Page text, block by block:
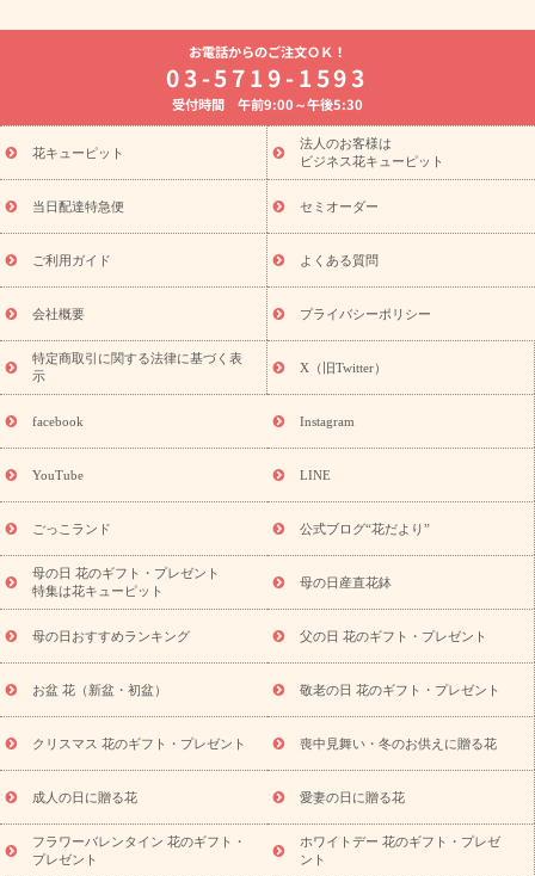
よく贈られる花
お祝いの花特集
誕生日フラワーギフト特集
8月の誕生花(トルコキキョウ)
開店・開業祝い
お供え・お悔やみ お供え・お悔やみの花
通夜・葬儀に贈る花 胡蝶蘭・花鉢
ーブドフラワー
季節のイベント
ひまわり ギフト・プレゼント
特集
お盆 花（新盆・初盆） 季節のイベント
お盆 花（新
盆・初盆）
お盆 花（新盆・初盆）
お盆・お供え 花とセットギ
フト
お盆・お供え プリザーブドフラワー
ひまわり ギフト・プ
レゼント特集
夏の花贈り・お中元・暑中見舞い 花のギフト特集
敬老の日におくる花ギフト・プレゼント特集
花ギフト・プレゼント特集
敬老の日 花のおすすめランキング
敬
老の日 花鉢植えのギフト・プレゼント特集
敬老の日 花とセットギ
フト・プレゼント特集
敬老の日の花 全てのギフト一覧
キャン
ペーン
映画『ウォーターガーディアンズ』コラボキャンペーン
「きょう誕生日なんです」キャンペーン
誕生日の花を探す
誕生日フラワーギフト 誕生日フラワーギフト特集
(トルコキキョウ)
9月の誕生花(リンドウ)
ら探す
お祝いの花特集 当日配達特急便 お祝い商品一覧
念日
結婚祝い 出産祝い 退院祝い・快気祝い
寿祝い
プチギフト ペットのお祝いフラワー
お供え・お悔やみの花
四十九日法要以降に贈る花
通夜・葬儀
ワー
ペットのお供えフラワー お盆（新盆・初盆）
その他
お祝い返し
お見舞い お取り寄せギフト ビジネス用
ご自宅
用
観葉植物 ミディ胡蝶蘭 プリザーブドフラワー
スタイル
から探す
え・お悔やみ
胡蝶蘭・花鉢
ミディ胡蝶蘭・お祝い
ミディ胡蝶蘭・お供え
世界初の青色胡蝶蘭 観葉植物
観葉植
物
産直多肉植物 プリザーブドフラワー お祝い
お供え・お
お電話からのご注文ＯＫ！
03-5719-1593
受付時間 午前9:00～午後5:30
花キューピット
法人のお客様は
ビジネス花キューピット
当日配達特急便 セミオーダー
ご利用ガイド よくある質問
会社概要 プライバシーポリシー
特定商取引に関する法律に基づく表
示
X（旧Twitter）
facebook Instagram
YouTube LINE
ごっこランド 公式ブログ“花だより”
母の日 花のギフト・プレゼント
特集は花キューピット
母の日産直花鉢
母の日おすすめランキング 父の日 花のギフト・プレゼント
お盆 花（新盆・初盆） 敬老の日 花のギフト・プレゼント
クリスマス 花のギフト・プレゼント 喪中見舞い・冬のお供えに贈る花
成人の日に贈る花 愛妻の日に贈る花
フラワーバレンタイン 花のギフト・
プレゼント
ホワイトデー 花のギフト・プレゼ
ント